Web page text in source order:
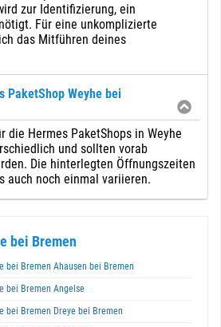
zur Identifizierung, ein
Für eine unkomplizierte
das Mitführen deines
PaketShop Weyhe bei
die Hermes PaketShops in Weyhe
und sollten vorab
Die hinterlegten Öffnungszeiten
auch noch einmal variieren.
bei Bremen
bei Bremen Ahausen bei Bremen
bei Bremen Angelse
bei Bremen Dreye bei Bremen